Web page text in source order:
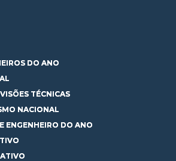
DO ANO
TÉCNICAS
NACIONAL
ENGENHEIRO DO ANO